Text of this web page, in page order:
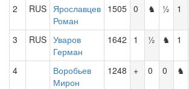
2 RUS Ярославцев
Роман
1505 0 ♞ ½ 1
3 RUS Уваров
Герман
1642 1 ½ ♞ 1
4
Воробьев
Мирон
1248 + 0 0 ♞